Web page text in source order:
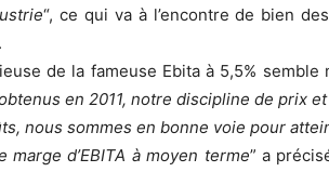
“, ce qui va à l’encontre de bien
de la fameuse Ebita à 5,5%
en 2011, notre discipline de prix
nous sommes en bonne voie pour
d’EBITA à moyen terme” a